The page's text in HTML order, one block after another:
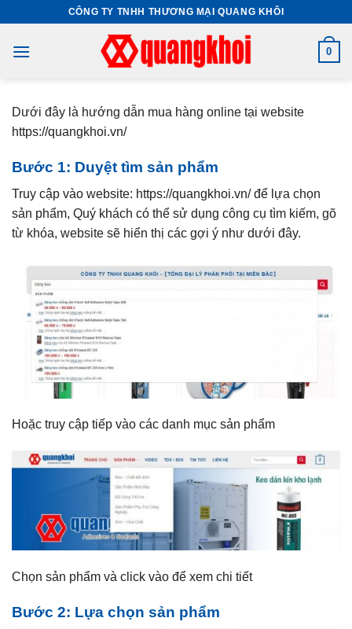
content
CÔNG TY TNHH THƯƠNG MẠI QUANG KHÔI
0
Dưới đây là hướng dẫn mua hàng online tại website
https://quangkhoi.vn/
Bước 1: Duyệt tìm sản phẩm
Truy cập vào website: https://quangkhoi.vn/ để lựa chọn
sản phẩm, Quý khách có thể sử dụng công cụ tìm kiếm, gõ
từ khóa, website sẽ hiển thị các gợi ý như dưới đây.
Hoặc truy cập tiếp vào các danh mục sản phẩm
Chọn sản phẩm và click vào để xem chi tiết
Bước 2: Lựa chọn sản phẩm